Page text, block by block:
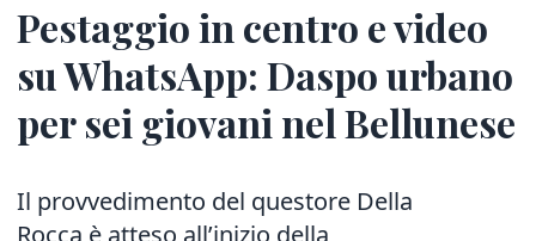
Pestaggio in centro e video
su WhatsApp: Daspo urbano
per sei giovani nel Bellunese
Il provvedimento del questore Della
Rocca è atteso all’inizio della